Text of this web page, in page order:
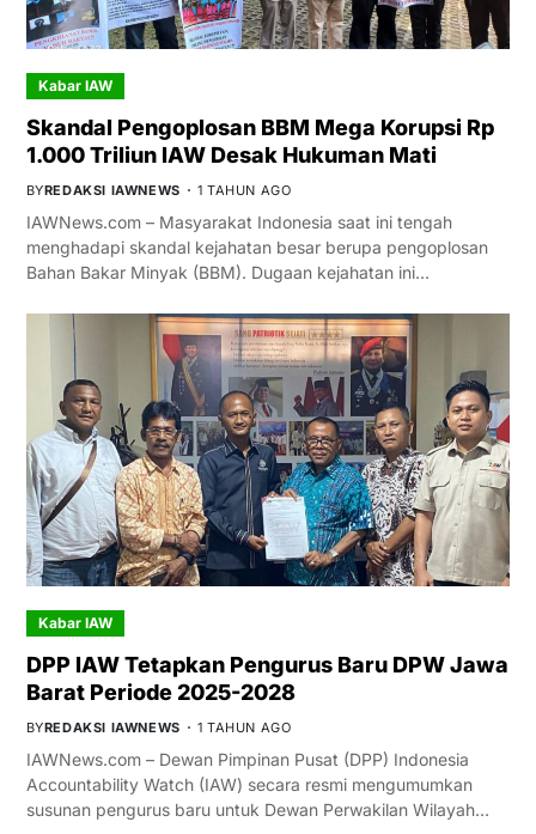
Kabar IAW
Skandal Pengoplosan BBM Mega Korupsi Rp
1.000 Triliun IAW Desak Hukuman Mati
BYREDAKSI IAWNEWS 1 TAHUN AGO
IAWNews.com – Masyarakat Indonesia saat ini tengah
menghadapi skandal kejahatan besar berupa pengoplosan
Bahan Bakar Minyak (BBM). Dugaan kejahatan ini…
Kabar IAW
DPP IAW Tetapkan Pengurus Baru DPW Jawa
Barat Periode 2025-2028
BYREDAKSI IAWNEWS 1 TAHUN AGO
IAWNews.com – Dewan Pimpinan Pusat (DPP) Indonesia
Accountability Watch (IAW) secara resmi mengumumkan
susunan pengurus baru untuk Dewan Perwakilan Wilayah…